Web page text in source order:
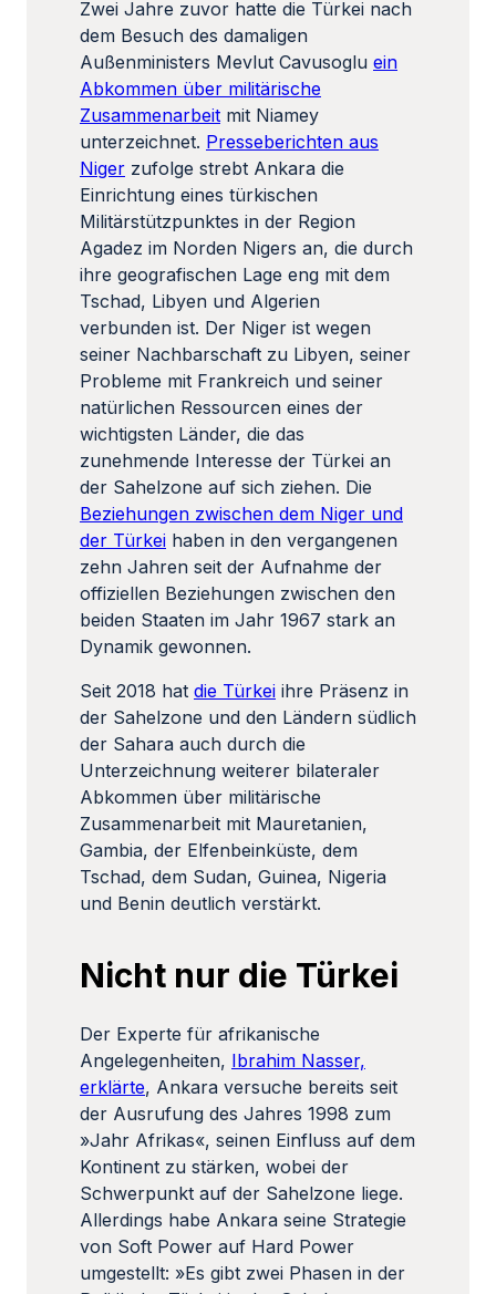
Zwei Jahre zuvor hatte die Türkei nach
dem Besuch des damaligen
Außenministers Mevlut Cavusoglu ein
Abkommen über militärische
Zusammenarbeit mit Niamey
unterzeichnet. Presseberichten aus
Niger zufolge strebt Ankara die
Einrichtung eines türkischen
Militärstützpunktes in der Region
Agadez im Norden Nigers an, die durch
ihre geografischen Lage eng mit dem
Tschad, Libyen und Algerien
verbunden ist. Der Niger ist wegen
seiner Nachbarschaft zu Libyen, seiner
Probleme mit Frankreich und seiner
natürlichen Ressourcen eines der
wichtigsten Länder, die das
zunehmende Interesse der Türkei an
der Sahelzone auf sich ziehen. Die
Beziehungen zwischen dem Niger und
der Türkei haben in den vergangenen
zehn Jahren seit der Aufnahme der
offiziellen Beziehungen zwischen den
beiden Staaten im Jahr 1967 stark an
Dynamik gewonnen.
Seit 2018 hat die Türkei ihre Präsenz in
der Sahelzone und den Ländern südlich
der Sahara auch durch die
Unterzeichnung weiterer bilateraler
Abkommen über militärische
Zusammenarbeit mit Mauretanien,
Gambia, der Elfenbeinküste, dem
Tschad, dem Sudan, Guinea, Nigeria
und Benin deutlich verstärkt.
Nicht nur die Türkei
Der Experte für afrikanische
Angelegenheiten, Ibrahim Nasser,
erklärte, Ankara versuche bereits seit
der Ausrufung des Jahres 1998 zum
»Jahr Afrikas«, seinen Einfluss auf dem
Kontinent zu stärken, wobei der
Schwerpunkt auf der Sahelzone liege.
Allerdings habe Ankara seine Strategie
von Soft Power auf Hard Power
umgestellt: »Es gibt zwei Phasen in der